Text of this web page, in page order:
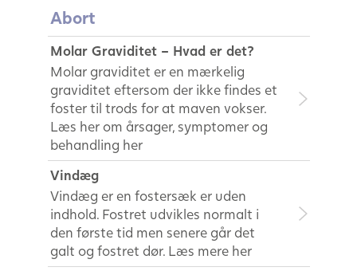
Abort
Molar Graviditet – Hvad er det?
Molar graviditet er en mærkelig
graviditet eftersom der ikke findes et
foster til trods for at maven vokser.
Læs her om årsager, symptomer og
behandling her
Vindæg
Vindæg er en fostersæk er uden
indhold. Fostret udvikles normalt i
den første tid men senere går det
galt og fostret dør. Læs mere her